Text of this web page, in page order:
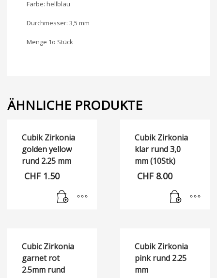
Farbe: hellblau
Durchmesser: 3,5 mm
Menge 1o Stück
ÄHNLICHE PRODUKTE
Cubik Zirkonia
golden yellow
rund 2.25 mm
CHF 1.50
Cubik Zirkonia
klar rund 3,0
mm (10Stk)
CHF8.00
Cubic Zirkonia
garnet rot
2.5mm rund
Cubik Zirkonia
pink rund 2.25
mm